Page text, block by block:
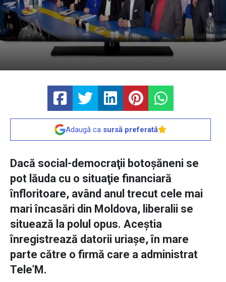
Adaugă ca sursă preferată
Dacă social-democraţii botoşăneni se
pot lăuda cu o situaţie financiară
înfloritoare, având anul trecut cele mai
mari încasări din Moldova, liberalii se
situează la polul opus. Aceştia
înregistrează datorii uriaşe, în mare
parte către o firmă care a administrat
Tele’M.